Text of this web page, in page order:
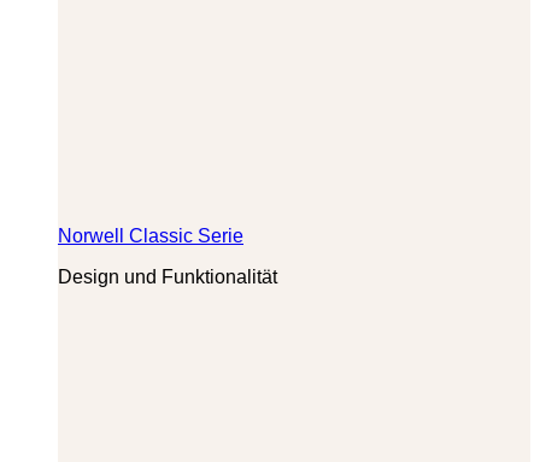
Norwell Classic Serie
Design und Funktionalität